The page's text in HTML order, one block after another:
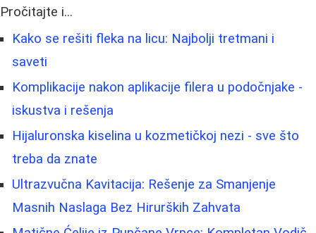
Pročitajte i...
Kako se rešiti fleka na licu: Najbolji tretmani i
saveti
Komplikacije nakon aplikacije filera u podočnjake -
iskustva i rešenja
Hijaluronska kiselina u kozmetičkoj nezi - sve što
treba da znate
Ultrazvučna Kavitacija: Rešenje za Smanjenje
Masnih Naslaga Bez Hirurških Zahvata